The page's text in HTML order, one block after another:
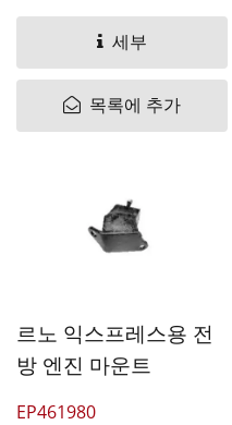
세부
목록에 추가
르노 익스프레스용 전
방 엔진 마운트
EP461980